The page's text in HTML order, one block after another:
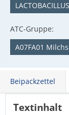
ATC-Gruppe:
A07FA01
Beipackzettel
Textinhalt